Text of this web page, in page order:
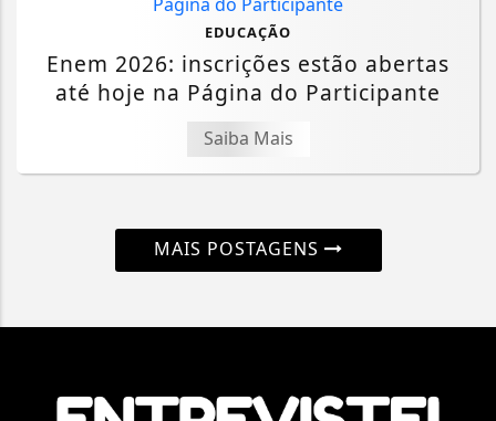
EDUCAÇÃO
Enem 2026: inscrições estão abertas
até hoje na Página do Participante
Saiba Mais
MAIS POSTAGENS